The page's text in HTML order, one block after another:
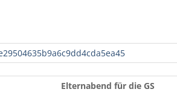
Elternabend für die GS